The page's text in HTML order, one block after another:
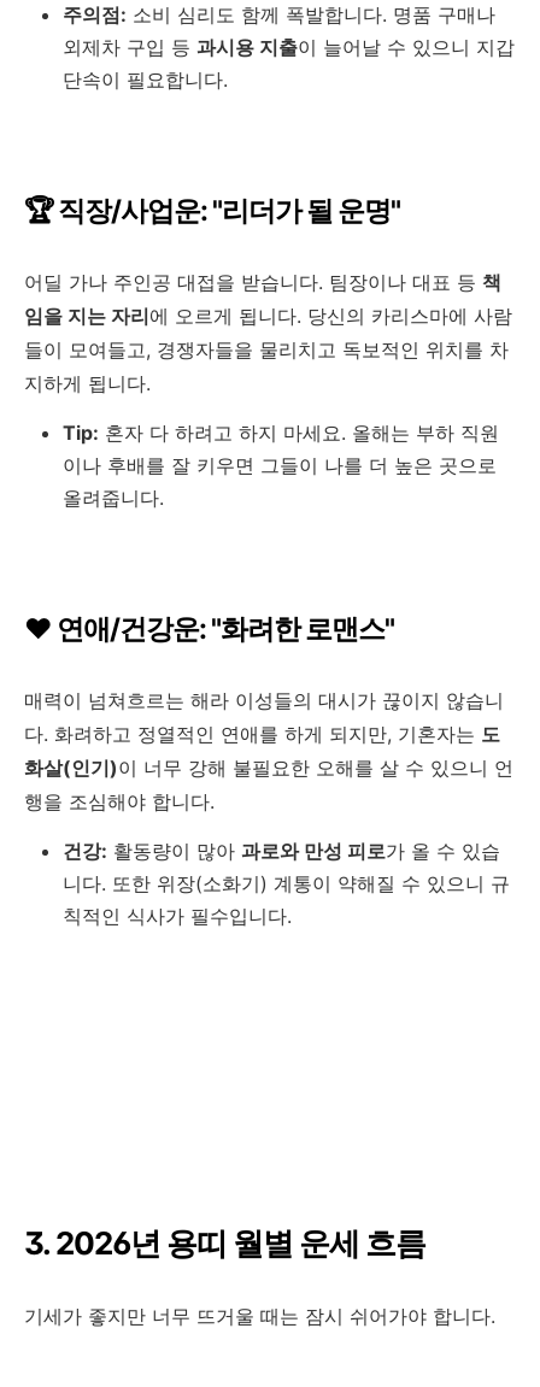
주의점: 소비 심리도 함께 폭발합니다. 명품 구매나
외제차 구입 등 과시용 지출이 늘어날 수 있으니 지갑
단속이 필요합니다.
🏆 직장/사업운: "리더가 될 운명"
어딜 가나 주인공 대접을 받습니다. 팀장이나 대표 등 책
임을 지는 자리에 오르게 됩니다. 당신의 카리스마에 사람
들이 모여들고, 경쟁자들을 물리치고 독보적인 위치를 차
지하게 됩니다.
Tip: 혼자 다 하려고 하지 마세요. 올해는 부하 직원
이나 후배를 잘 키우면 그들이 나를 더 높은 곳으로
올려줍니다.
❤️ 연애/건강운: "화려한 로맨스"
매력이 넘쳐흐르는 해라 이성들의 대시가 끊이지 않습니
다. 화려하고 정열적인 연애를 하게 되지만, 기혼자는 도
화살(인기)이 너무 강해 불필요한 오해를 살 수 있으니 언
행을 조심해야 합니다.
건강: 활동량이 많아 과로와 만성 피로가 올 수 있습
니다. 또한 위장(소화기) 계통이 약해질 수 있으니 규
칙적인 식사가 필수입니다.
3. 2026년 용띠 월별 운세 흐름
기세가 좋지만 너무 뜨거울 때는 잠시 쉬어가야 합니다.